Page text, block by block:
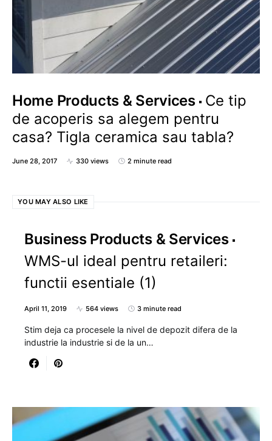
Home Products & Services Ce tip
de acoperis sa alegem pentru
casa? Tigla ceramica sau tabla?
June 28, 2017 330 views 2 minute read
YOU MAY ALSO LIKE
Business Products & Services
WMS-ul ideal pentru retaileri:
functii esentiale (1)
April 11, 2019 564 views 3 minute read
Stim deja ca procesele la nivel de depozit difera de la
industrie la industrie si de la un…